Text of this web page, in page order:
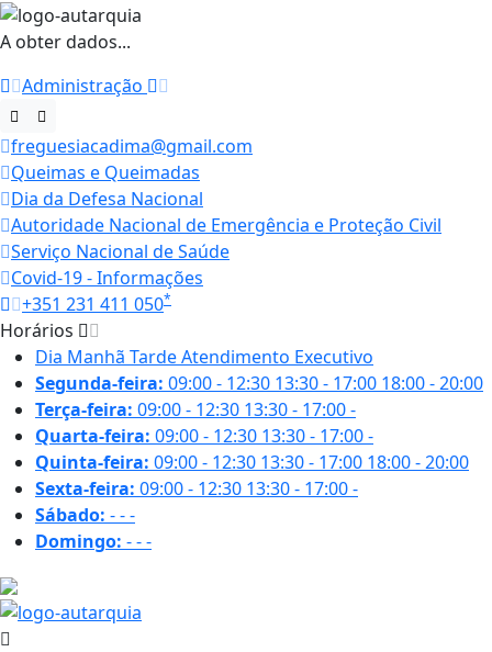
A obter dados...
Administração
freguesiacadima@gmail.com
Queimas e Queimadas
Dia da Defesa Nacional
Autoridade Nacional de Emergência e Proteção Civil
Serviço Nacional de Saúde
Covid-19 - Informações
+351 231 411 050*
Horários
Dia Manhã TardeAtendimento Executivo
Segunda-feira: 09:00 - 12:30 13:30 - 17:00 18:00 - 20:00
Terça-feira: 09:00 - 12:30 13:30 - 17:00-
Quarta-feira: 09:00 - 12:30 13:30 - 17:00-
Quinta-feira: 09:00 - 12:30 13:30 - 17:00 18:00 - 20:00
Sexta-feira: 09:00 - 12:30 13:30 - 17:00-
Sábado: ---
Domingo: ---